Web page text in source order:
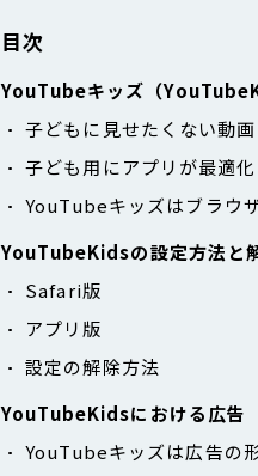
目次
YouTubeキッズ（
子どもに見せたくない動
子ども用にアプリが最適
YouTubeキッズはブラウ
YouTubeKidsの設定方法と
Safari版
アプリ版
設定の解除方法
YouTubeKidsにおける広告
YouTubeキッズは広告の